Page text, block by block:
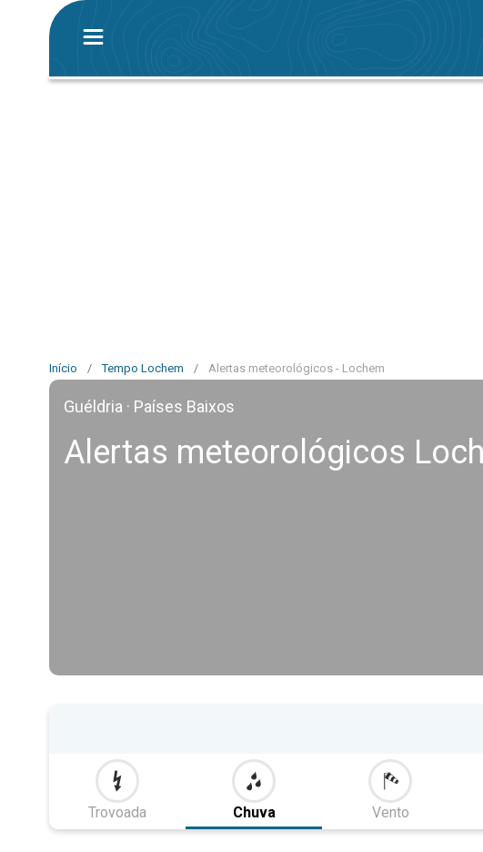
Início / Tempo Lochem / Alertas meteorológicos - Lochem
Guéldria · Países Baixos
Alertas meteorológicos
Trovoada Chuva Vento